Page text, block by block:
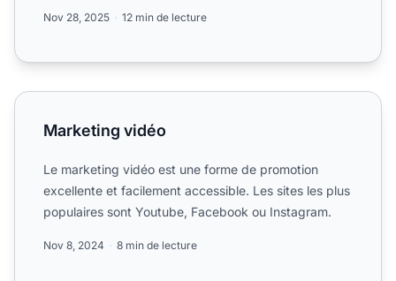
Nov 28, 2025 12 min de lecture
Marketing vidéo
Marketing vidéo
Le marketing vidéo est une forme de promotion
excellente et facilement accessible. Les sites les plus
populaires sont Youtube, Facebook ou Instagram.
Nov 8, 2024 8 min de lecture